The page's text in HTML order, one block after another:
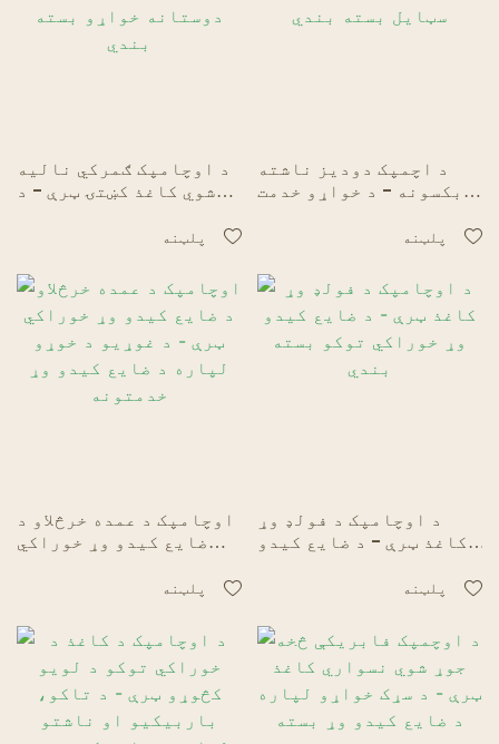
د اوچامپک ګمرکي نالیه
شوي کاغذ کښتۍ ټرې - د
خواړو بسته بنديپلټنه
د اچمپک دودیز ناشته
بکسونه - د خواړو خدمت
سټایل بسته بنديپلټنه
اوچامپک د عمده خرڅلاو د
ضایع کیدو وړ خوراکي
لپاره د ضایع کیدو وړ
پلټنه
د اوچامپک د فولډ وړ
کاغذ ټرې - د ضایع کیدو
پلټنه